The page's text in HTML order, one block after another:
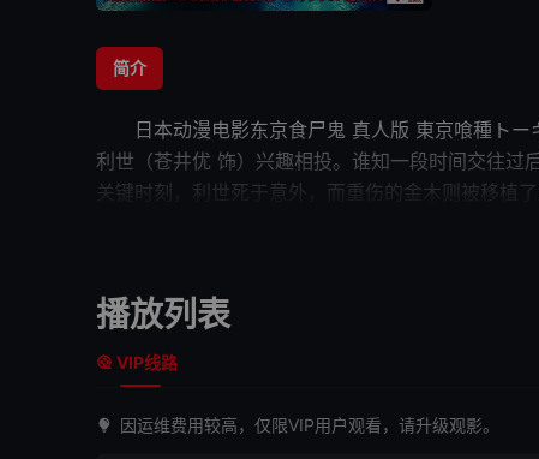
简介
日本动漫电影东京食尸鬼 真人版 東京喰種トー
利世（苍井优 饰）兴趣相投。谁知一段时间交往过
关键时刻，利世死于意外，而重伤的金木则被移植
他被在咖啡馆工作的董香（清水富美加 饰）介绍
東京
播放列表
VIP线路
因运维费用较高，仅限VIP用户观看，请升级观影。